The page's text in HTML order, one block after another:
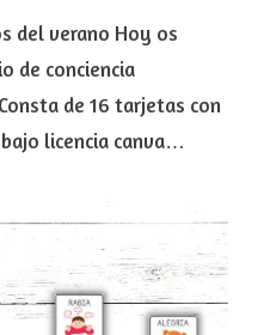
del verano Hoy os
de conciencia
de 16 tarjetas con
licencia canva…